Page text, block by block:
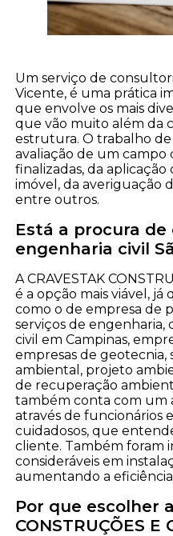
Um serviço de
Vicente, é uma prática
que envolve os mais
que vão muito além da
estrutura. O trabalho
avaliação de um campo
finalizadas, da
imóvel, da averiguação
entre outros.
Está a procura
engenharia civil
A CRAVESTAK
é a opção mais viável, já
como o de empresa de
serviços de
civil em Campinas,
empresas de geotecnia,
ambiental, projeto
de recuperação
também conta com um
através de funcionários
cuidadosos, que
cliente. Também foram
consideráveis em
aumentando a
Por que escolher
CONSTRUÇÕES E